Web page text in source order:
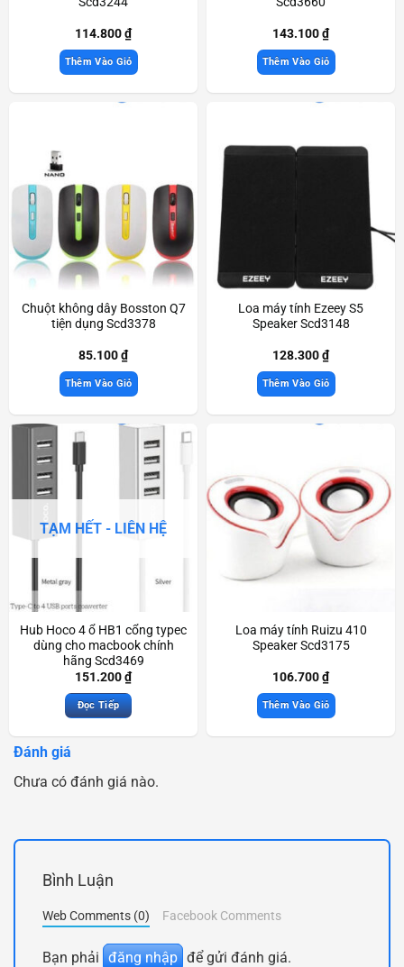
114.800₫
Thêm Vào Giỏ
143.100₫
Thêm Vào Giỏ
Chuột không dây Bosston Q7
tiện dụng Scd3378
85.100₫
Thêm Vào Giỏ
Loa máy tính Ezeey S5
Speaker Scd3148
128.300₫
Thêm Vào Giỏ
TẠM HẾT - LIÊN HỆ
Hub Hoco 4 ổ HB1 cổng typec
dùng cho macbook chính
hãng Scd3469
151.200₫
Đọc Tiếp
Loa máy tính Ruizu 410
Speaker Scd3175
106.700₫
Thêm Vào Giỏ
Đánh giá
Chưa có đánh giá nào.
Bình Luận
Web Comments (0) Facebook Comments
Bạn phải đăng nhập để gửi đánh giá.